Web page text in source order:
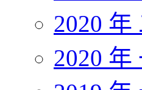
2020 年
2020 年